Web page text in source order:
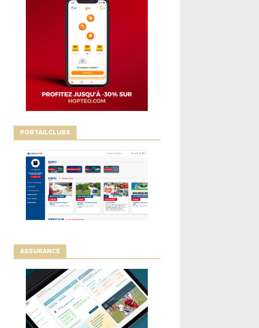
PORTAILCLUBS
ASSURANCE